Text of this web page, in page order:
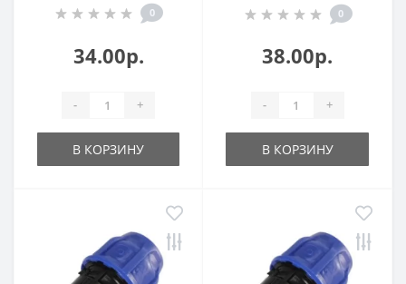
0
34.00р.
- +
В КОРЗИНУ
0
38.00р.
- +
В КОРЗИНУ